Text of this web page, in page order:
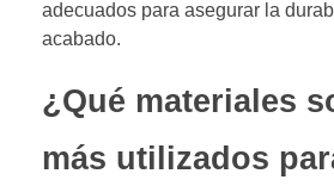
adecuados para asegurar la
acabado.
¿Qué materiales
más utilizados